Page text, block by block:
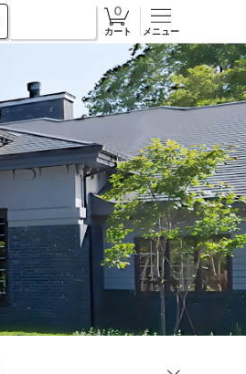
カート メニュー